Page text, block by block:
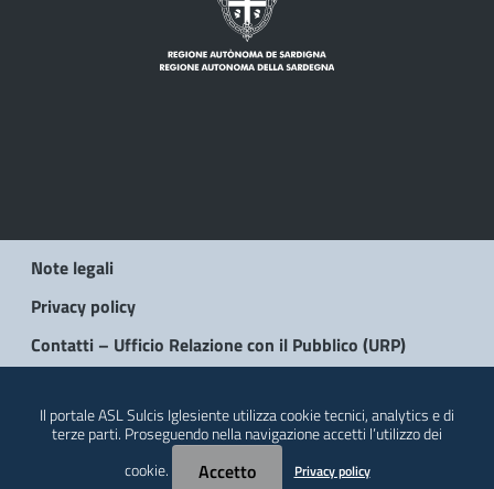
Note legali
Privacy policy
Contatti – Ufficio Relazione con il Pubblico (URP)
Il portale ASL Sulcis Iglesiente utilizza cookie tecnici, analytics e di
terze parti. Proseguendo nella navigazione accetti l’utilizzo dei
cookie.
Accetto Privacy policy